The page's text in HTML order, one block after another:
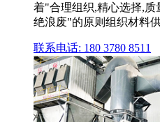
着"合理组织,精心选择,质
绝浪废"的原则组织材料
联系电话: 180 3780 8511